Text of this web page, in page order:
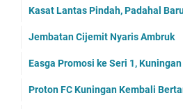
Kasat Lantas Pindah, Padahal
Jembatan Cijemit Nyaris Ambruk
Easga Promosi ke Seri 1,
Proton FC Kuningan Kembali